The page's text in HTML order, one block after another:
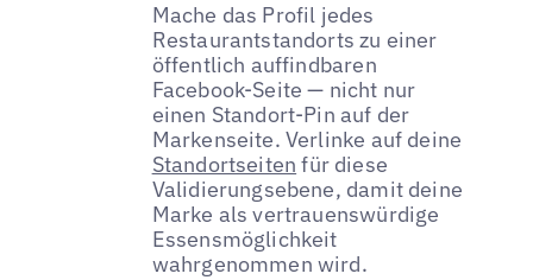
Mache das Profil jedes
Restaurantstandorts zu einer
öffentlich auffindbaren
Facebook-Seite — nicht nur
einen Standort-Pin auf der
Markenseite. Verlinke auf deine
Standortseiten für diese
Validierungsebene, damit deine
Marke als vertrauenswürdige
Essensmöglichkeit
wahrgenommen wird.